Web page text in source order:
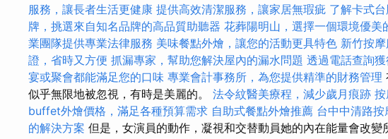
服務，讓長者生活更健康 提供高效清潔服務，讓家居無瑕疵 了解卡式
牌，挑選來自知名品牌的高品質助聽器 花葬陽明山，選擇一個環境優美
業團隊提供專業法律服務 美味餐點外燴，讓您的活動更具特色 新竹按
證，省時又方便 抓漏專家，幫助您解決屋內的漏水問題 透過電話查詢
宴或聚會都能滿足您的口味 專業會計事務所，為您提供精準的財務管理
似乎無限地被忽視，有時是美麗的。 法令紋醫美療程，減少歲月痕跡
buffet外燴價格，滿足各種預算需求 自助式餐點外燴推薦 台中中清路按
的解決方案 但是，女演員的動作，凝視和交替動員她的內在能量會改